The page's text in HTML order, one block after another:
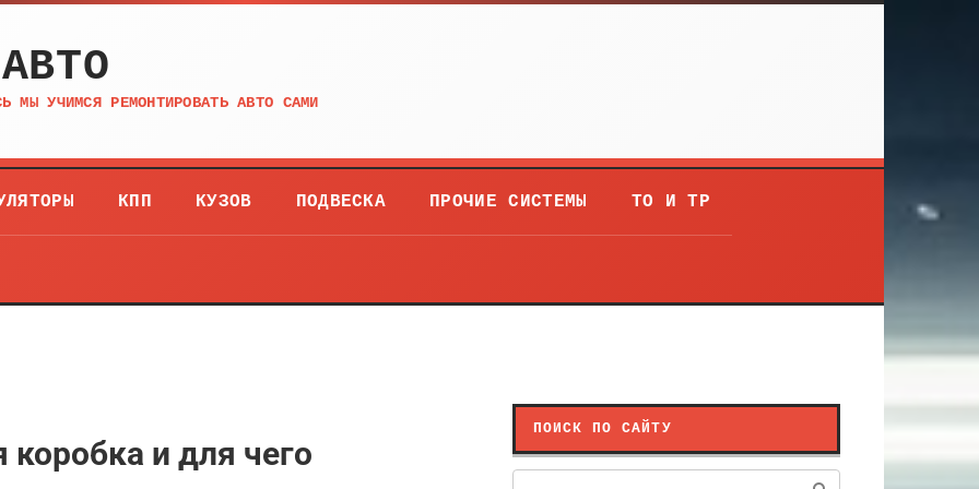
МЫ УЧИМСЯ РЕМОНТИРОВАТЬ АВТО САМИ
КПП КУЗОВ ПОДВЕСКА ПРОЧИЕ СИСТЕМЫ ТО И ТР
коробка и для чего
ПОИСК ПО САЙТУ